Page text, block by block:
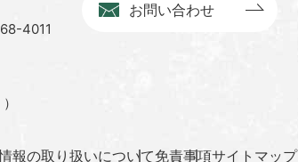
4011
お問い合わせ
報の取り扱いについて免責事項サイトマップ